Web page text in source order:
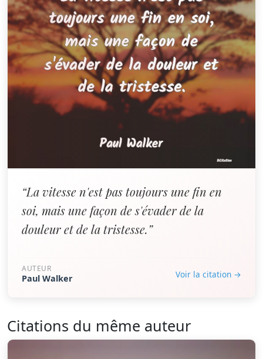
“La vitesse n'est pas toujours une fin en
soi, mais une façon de s'évader de la
douleur et de la tristesse.”
AUTEUR
Paul Walker Voir la citation →
Citations du même auteur